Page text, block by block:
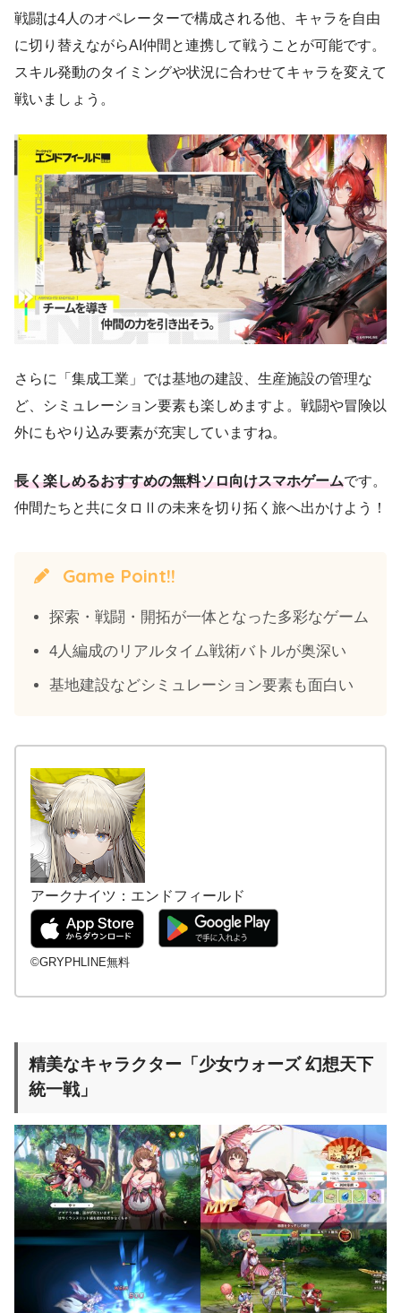
戦闘は4人のオペレーターで構成される他、キャラを自由
に切り替えながらAI仲間と連携して戦うことが可能です。
スキル発動のタイミングや状況に合わせてキャラを変えて
戦いましょう。
さらに「集成工業」では基地の建設、生産施設の管理な
ど、シミュレーション要素も楽しめますよ。戦闘や冒険以
外にもやり込み要素が充実していますね。
長く楽しめるおすすめの無料ソロ向けスマホゲームです。
仲間たちと共にタロⅡの未来を切り拓く旅へ出かけよう！
Game Point!!
探索・戦闘・開拓が一体となった多彩なゲーム
4人編成のリアルタイム戦術バトルが奥深い
基地建設などシミュレーション要素も面白い
アークナイツ：エンドフィールド
©GRYPHLINE無料
精美なキャラクター「少女ウォーズ 幻想天下
統一戦」